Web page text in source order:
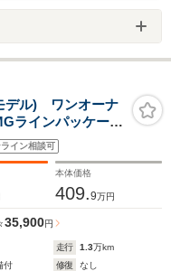
デル) ワンオーナ
ラインパッケージ
Bulmesterサ
ライン相談可
本体価格
409.9万円
35,900円
走行 1.3万km
付 修復
なし